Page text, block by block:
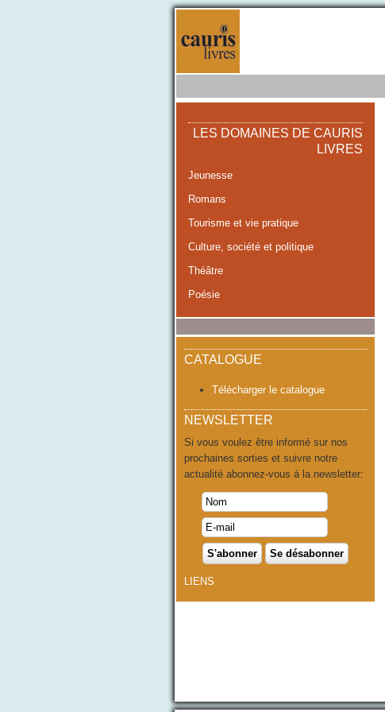
LES DOMAINES DE CAURIS
LIVRES
Jeunesse
Romans
Tourisme et vie pratique
Culture, société et politique
Théâtre
Poésie
CATALOGUE
Télécharger le catalogue
NEWSLETTER
Si vous voulez être informé sur nos
prochaines sorties et suivre notre
actualité abonnez-vous à la newsletter:
LIENS